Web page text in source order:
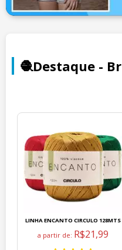
🧶Destaque -
LINHA ENCANTO CIRCULO 128MTS
a partir de: R$21,99